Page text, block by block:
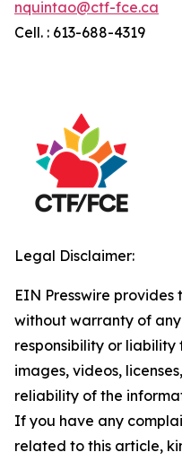
nquintao@ctf-fce.ca
Cell. : 613-688-4319
Legal Disclaimer:
EIN Presswire provides
without warranty of
responsibility or
images, videos,
reliability of the
If you have any
related to this article,